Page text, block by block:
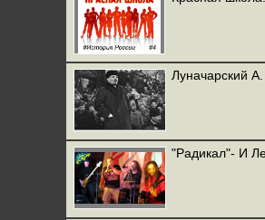
Луначарский
"Радикал"- И